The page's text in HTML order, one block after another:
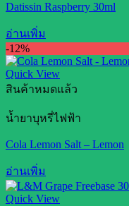
Datissin Raspberry 30ml
อ่านเพิ่ม
-12%
Quick View
สินค้าหมดแล้ว
น้ำยาบุหรี่ไฟฟ้า
Cola Lemon Salt – Lemon
อ่านเพิ่ม
Quick View